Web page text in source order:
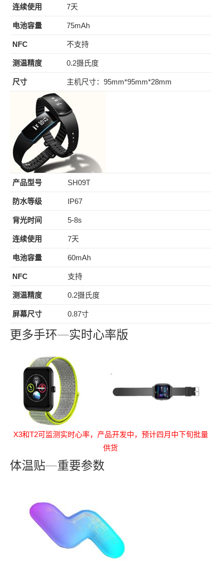
连续使用 7天
电池容量 75mAh
NFC 不支持
测温精度 0.2摄氏度
尺寸 主机尺寸：95mm*95mm*28mm
产品型号 SH09T
防水等级 IP67
背光时间 5-8s
连续使用 7天
电池容量 60mAh
NFC 支持
测温精度 0.2摄氏度
屏幕尺寸 0.87寸
更多手环—实时心率版
X3和T2可监测实时心率，产品开发中，预计四月中下旬批量
供货
体温贴—重要参数